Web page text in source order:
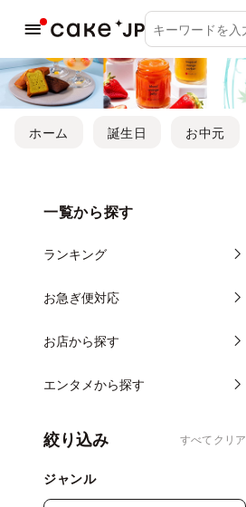
ホーム 誕生日 お中元
一覧から探す
ランキング
お急ぎ便対応
お店から探す
エンタメから探す
絞り込み すべてクリア
ジャンル